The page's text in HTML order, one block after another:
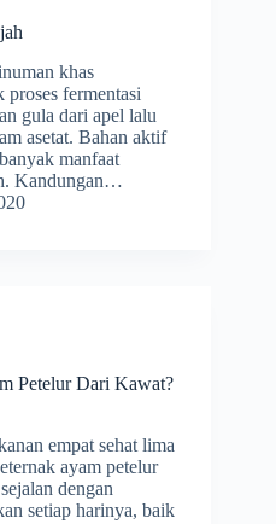
khas
fermentasi
gula dari apel lalu
asetat. Bahan aktif
manfaat
Kandungan…
Petelur Dari Kawat?
empat sehat lima
ayam petelur
dengan
setiap harinya, baik